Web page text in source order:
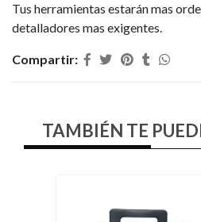
Tus herramientas estarán mas
detalladores mas exigentes.
Compartir:
TAMBIÉN TE